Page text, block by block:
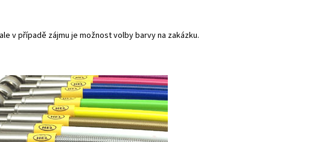
v případě zájmu je možnost volby barvy na zakázku.